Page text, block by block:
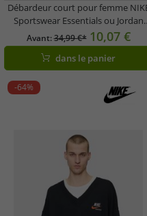
Débardeur court pour femme
Sportswear Essentials ou Jordan
avec logo – Haut de sport FB8279-
0100 Noir ou DX4700-133 Blanc
Avant:34,99 €* 10,07 €
dans le panier
-64%